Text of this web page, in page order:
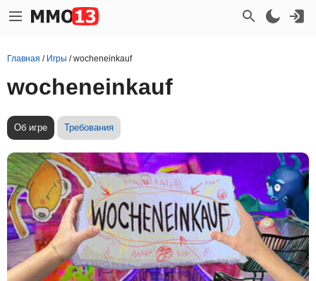
Главная / Игры /wocheneinkauf
wocheneinkauf
Об игре Требования